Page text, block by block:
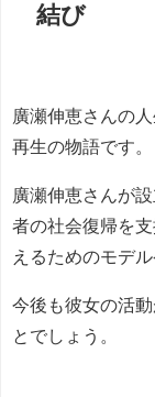
結び
廣瀬伸恵さんの
再生の物語です。
廣瀬伸恵さんが
者の社会復帰を
えるためのモデ
今後も彼女の活
とでしょう。